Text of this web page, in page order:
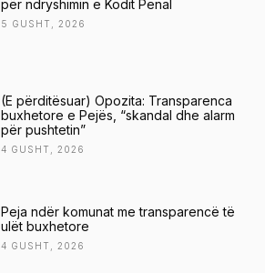
për ndryshimin e Kodit Penal
5 GUSHT, 2026
(E përditësuar) Opozita: Transparenca
buxhetore e Pejës, “skandal dhe alarm
për pushtetin”
4 GUSHT, 2026
Peja ndër komunat me transparencë të
ulët buxhetore
4 GUSHT, 2026